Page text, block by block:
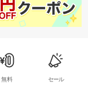
無料 セール